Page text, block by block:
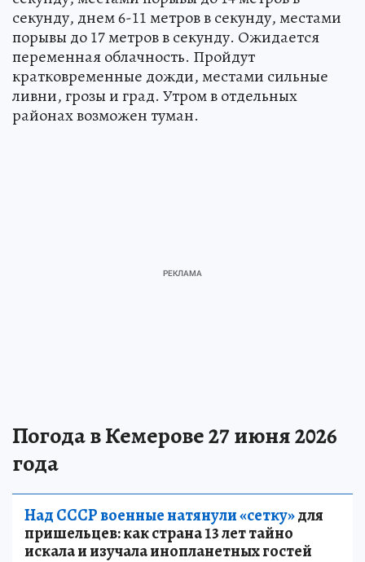
секунду, днем 6-11 метров в секунду, местами
порывы до 17 метров в секунду. Ожидается
переменная облачность. Пройдут
кратковременные дожди, местами сильные
ливни, грозы и град. Утром в отдельных
районах возможен туман.
Погода в Кемерове 27 июня 2026
года
Над СССР военные натянули «сетку»для
пришельцев: как страна 13 лет тайно
искала и изучала инопланетных гостей